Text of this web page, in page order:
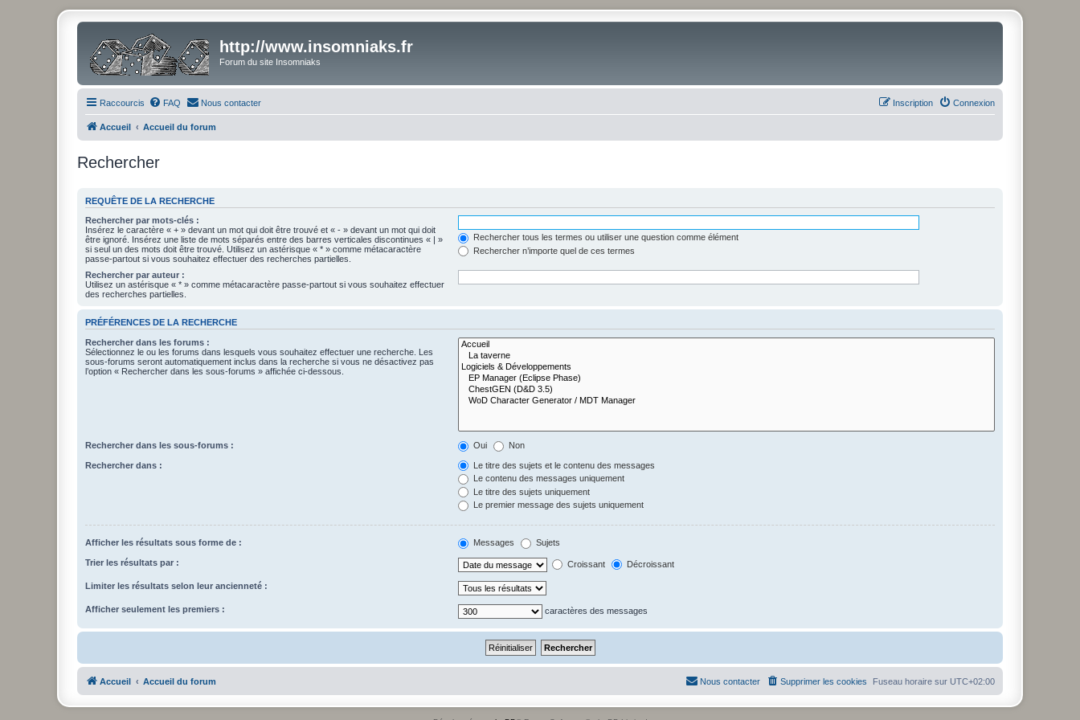
http://www.insomniaks.fr
Forum du site Insomniaks
Raccourcis FAQ Nous contacter Connexion
Inscription
Accueil Accueil du forum
Rechercher
REQUÊTE DE LA RECHERCHE
Rechercher par mots-clés :
Insérez le caractère « + » devant un mot qui doit être trouvé et « - » devant un mot qui doit
être ignoré. Insérez une liste de mots séparés entre des barres verticales discontinues « | »
si seul un des mots doit être trouvé. Utilisez un astérisque « * » comme métacaractère
passe-partout si vous souhaitez effectuer des recherches partielles.
Rechercher tous les termes ou utiliser une question comme élément
Rechercher n’importe quel de ces termes
Rechercher par auteur :
Utilisez un astérisque « * » comme métacaractère passe-partout si vous souhaitez effectuer
des recherches partielles.
PRÉFÉRENCES DE LA RECHERCHE
Rechercher dans les forums :
Sélectionnez le ou les forums dans lesquels vous souhaitez effectuer une recherche. Les
sous-forums seront automatiquement inclus dans la recherche si vous ne désactivez pas
l’option « Rechercher dans les sous-forums » affichée ci-dessous.
Rechercher dans les sous-forums : Oui Non
Rechercher dans :
Le titre des sujets et le contenu des messages
Le contenu des messages uniquement
Le titre des sujets uniquement
Le premier message des sujets uniquement
Afficher les résultats sous forme de : Messages Sujets
Trier les résultats par : Croissant Décroissant
Limiter les résultats selon leur ancienneté :
Afficher seulement les premiers : caractères des messages
Accueil Accueil du forum Fuseau horaire sur UTC+02:00
Supprimer les cookies
Nous contacter